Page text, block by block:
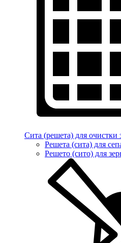
Сита (решета) для очистки
Решета (сита) для
Решето (сито) для